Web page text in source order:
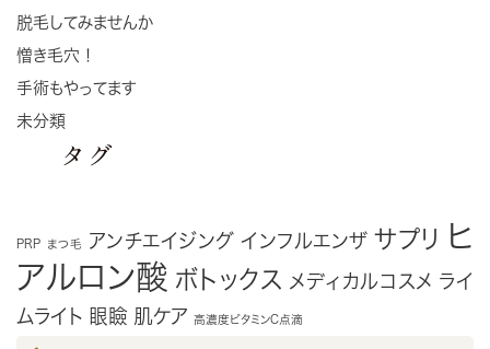
脱毛してみませんか
憎き毛穴！
手術もやってます
未分類
タグ
PRP まつ毛 アンチエイジング インフルエンザ サプリ ヒ
アルロン酸 ボトックス メディカルコスメ ライ
ムライト 眼瞼 肌ケア 高濃度ビタミンC点滴